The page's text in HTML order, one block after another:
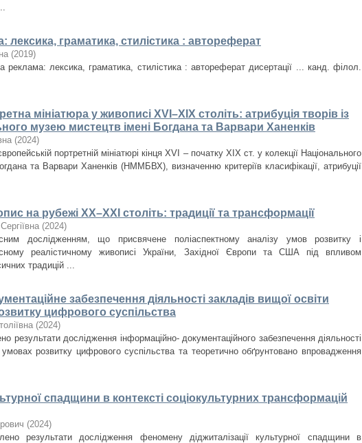
лексика, граматика, стилістика : автореферат
(2019)
реклама: лексика, граматика, стилістика : автореферат дисертації ... канд. філол.
мініатюра у живописі XVI–XIX століть: атрибуція творів із
музею мистецтв імені Богдана та Варвари Ханенків
(2024)
портретній мініатюрі кінця XVI – початку XIX ст. у колекції Національного
та Варвари Ханенків (НММБВХ), визначенню критеріїв класифікації, атрибуції
на рубежі ХХ–ХХІ століть: традиції та трансформації
(2024)
дослідженням, що присвячене поліаспектному аналізу умов розвитку і
реалістичному живописі України, Західної Європи та США під впливом
традицій ...
забезпечення діяльності закладів вищої освіти
цифрового суспільства
(2024)
результати дослідження інформаційно- документаційного забезпечення діяльності
розвитку цифрового суспільства та теоретично обґрунтовано впровадження
спадщини в контексті соціокультурних трансформацій
(2024)
результати дослідження феномену діджиталізації культурної спадщини в